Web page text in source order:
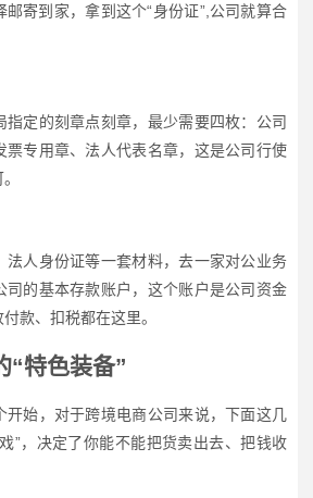
寄到家，拿到这个“身份证”,公司就算合
指定的刻章点刻章，最少需要四枚：公司
票专用章、法人代表名章，这是公司行使
法人身份证等一套材料，去一家对公业务
司的基本存款账户，这个账户是公司资金
款、扣税都在这里。
“特色装备”
开始，对于跨境电商公司来说，下面这几
”，决定了你能不能把货卖出去、把钱收